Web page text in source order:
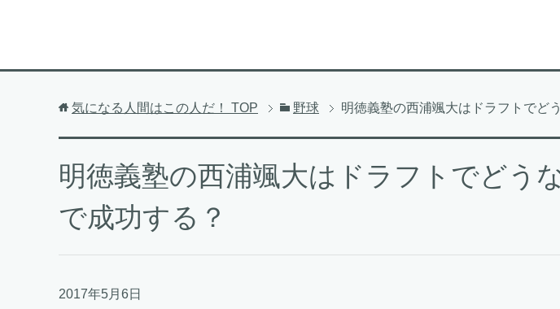
気になる人間はこの人だ！ TOP 野球 明徳義塾の西浦颯大はドラフトでど
明徳義塾の西浦颯大はドラフトでどう
で成功する？
2017年5月6日